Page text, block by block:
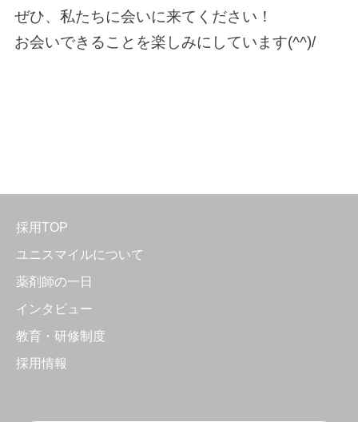
ぜひ、私たちに会いに来てください！
お会いできることを楽しみにしています(^^)/
採用TOP
ユニスマイルについて
薬剤師の一日
インタビュー
教育・研修制度
採用情報